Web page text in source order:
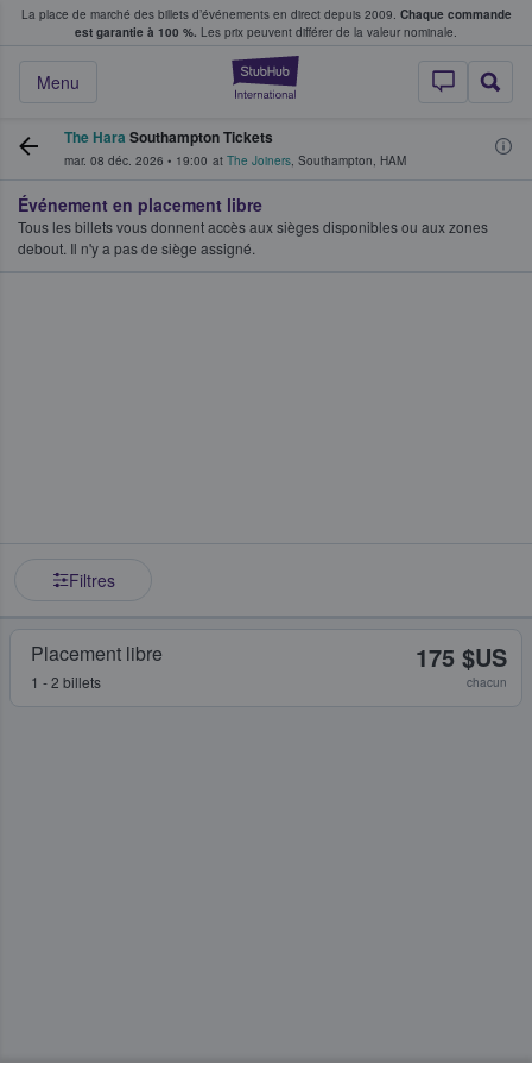
La place de marché des billets d’événements en direct depuis 2009. Chaque commande
est garantie à 100 %. Les prix peuvent différer de la valeur nominale.
StubHub - Où
Menu
fans achètent et vendent des billets
The Hara Southampton Tickets
mar. 08 déc. 2026 • 19:00 at The Joiners, Southampton, HAM
Événement en placement libre
Tous les billets vous donnent accès aux sièges disponibles ou aux zones
debout. Il n'y a pas de siège assigné.
Filtres
Placement libre
1 - 2 billets
175 $US
chacun